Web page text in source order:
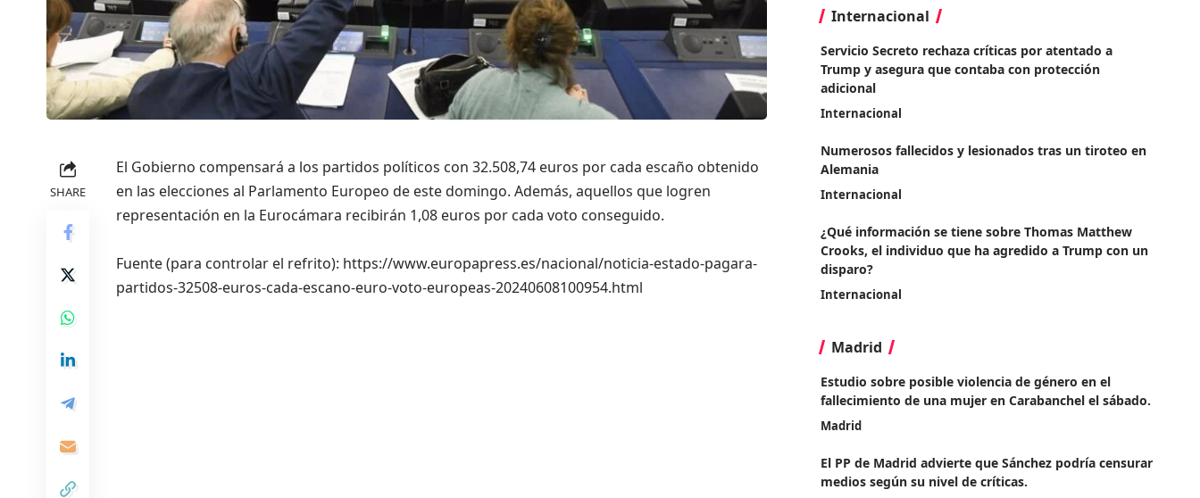
SHARE
El Gobierno compensará a los partidos políticos con 32.508,74 euros por cada escaño obtenido
en las elecciones al Parlamento Europeo de este domingo. Además, aquellos que logren
representación en la Eurocámara recibirán 1,08 euros por cada voto conseguido.
Fuente (para controlar el refrito): https://www.europapress.es/nacional/noticia-estado-pagara-
partidos-32508-euros-cada-escano-euro-voto-europeas-20240608100954.html
Internacional
Servicio Secreto rechaza críticas por atentado a
Trump y asegura que contaba con protección
adicional
Internacional
Numerosos fallecidos y lesionados tras un tiroteo en
Alemania
Internacional
¿Qué información se tiene sobre Thomas Matthew
Crooks, el individuo que ha agredido a Trump con un
disparo?
Internacional
Madrid
Estudio sobre posible violencia de género en el
fallecimiento de una mujer en Carabanchel el sábado.
Madrid
El PP de Madrid advierte que Sánchez podría censurar
medios según su nivel de críticas.